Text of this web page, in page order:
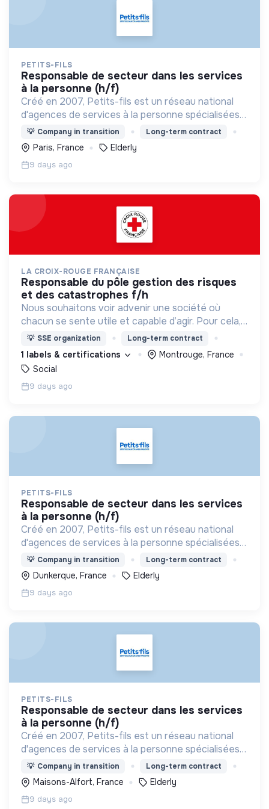
PETITS-FILS
responsable de secteur dans les services
à la personne (h/f)
Créé en 2007, Petits-fils est un réseau national
d'agences de services à la personne spécialisées
dans l'aide à domicile pour les personnes âgées.
💡 Company in transition Long-term contract
Paris, France Elderly
9 days ago
LA CROIX-ROUGE FRANÇAISE
responsable du pôle gestion des risques
et des catastrophes f/h
Nous souhaitons voir advenir une société où
chacun se sente utile et capable d’agir. Pour cela,
nous proposons des moyens et des lieux
d’engagement innovants et adaptés à tous.
💡 SSE organization Long-term contract
1 labels & certifications
Montrouge, France
Social
9 days ago
PETITS-FILS
responsable de secteur dans les services
à la personne (h/f)
Créé en 2007, Petits-fils est un réseau national
d'agences de services à la personne spécialisées
dans l'aide à domicile pour les personnes âgées.
💡 Company in transition Long-term contract
Dunkerque, France Elderly
9 days ago
PETITS-FILS
responsable de secteur dans les services
à la personne (h/f)
Créé en 2007, Petits-fils est un réseau national
d'agences de services à la personne spécialisées
dans l'aide à domicile pour les personnes âgées.
💡 Company in transition Long-term contract
Maisons-Alfort, France Elderly
9 days ago